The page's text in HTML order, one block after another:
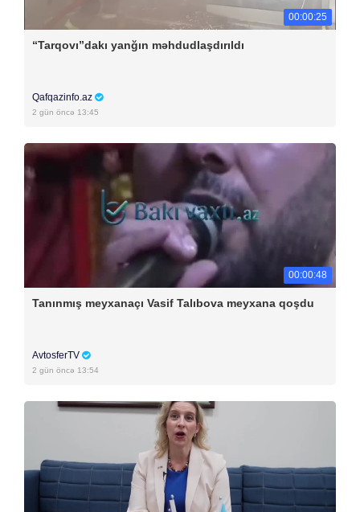
00:00:25
“Tarqovı”dakı yanğın məhdudlaşdırıldı
Qafqazinfo.az
2 gün öncə 13:45
00:00:48
Tanınmış meyxanaçı Vasif Talıbova meyxana qoşdu
AvtosferTV
2 gün öncə 13:54